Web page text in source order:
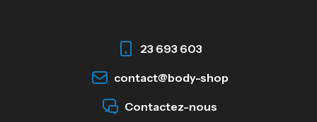
Creatine (CreapureⓇ) – 500g –
CREATINE
23 693 603
contact@body-shop
Contactez-nous